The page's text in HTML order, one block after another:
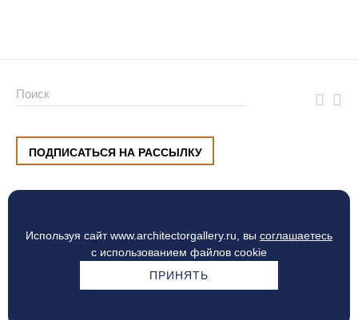
Используя сайт www.architectorgallery.ru, вы соглашаетесь
с использованием файлов cookie
ПРИНЯТЬ
ПОДПИСАТЬСЯ НА РАССЫЛКУ
ул. Малышева, 8, Екатеринбург
Процесс оплаты